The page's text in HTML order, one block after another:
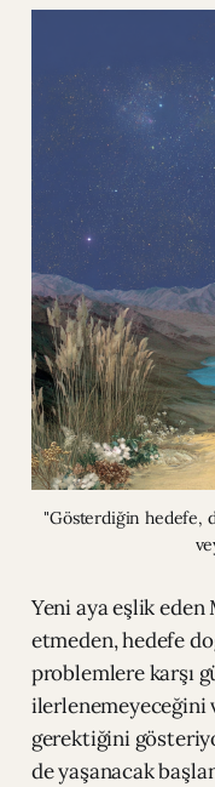
"Gösterdiğin hedefe,
Yeni aya eşlik
etmeden, hedefe
problemlere karşı
ilerlenemeyeceğini
gerektiğini
de yaşanacak